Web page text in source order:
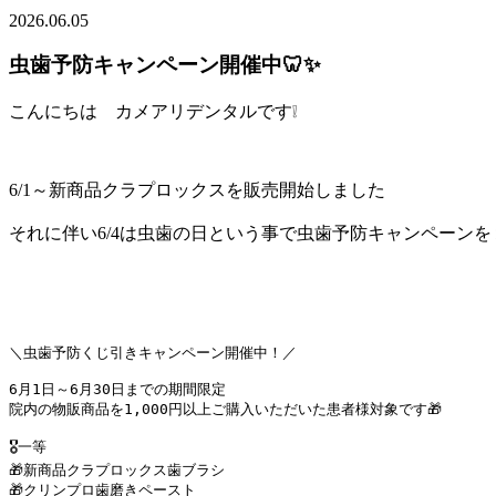
2026.06.05
虫歯予防キャンペーン開催中🦷✨
こんにちは カメアリデンタルです❕
6/1～新商品クラプロックスを販売開始しました
それに伴い6/4は虫歯の日という事で虫歯予防キャンペーン
＼虫歯予防くじ引きキャンペーン開催中！／
6月1日～6月30日までの期間限定
院内の物販商品を1,000円以上ご購入いただいた患者様対象です🎁
🎖一等
🎁新商品クラプロックス歯ブラシ
🎁クリンプロ歯磨きペースト